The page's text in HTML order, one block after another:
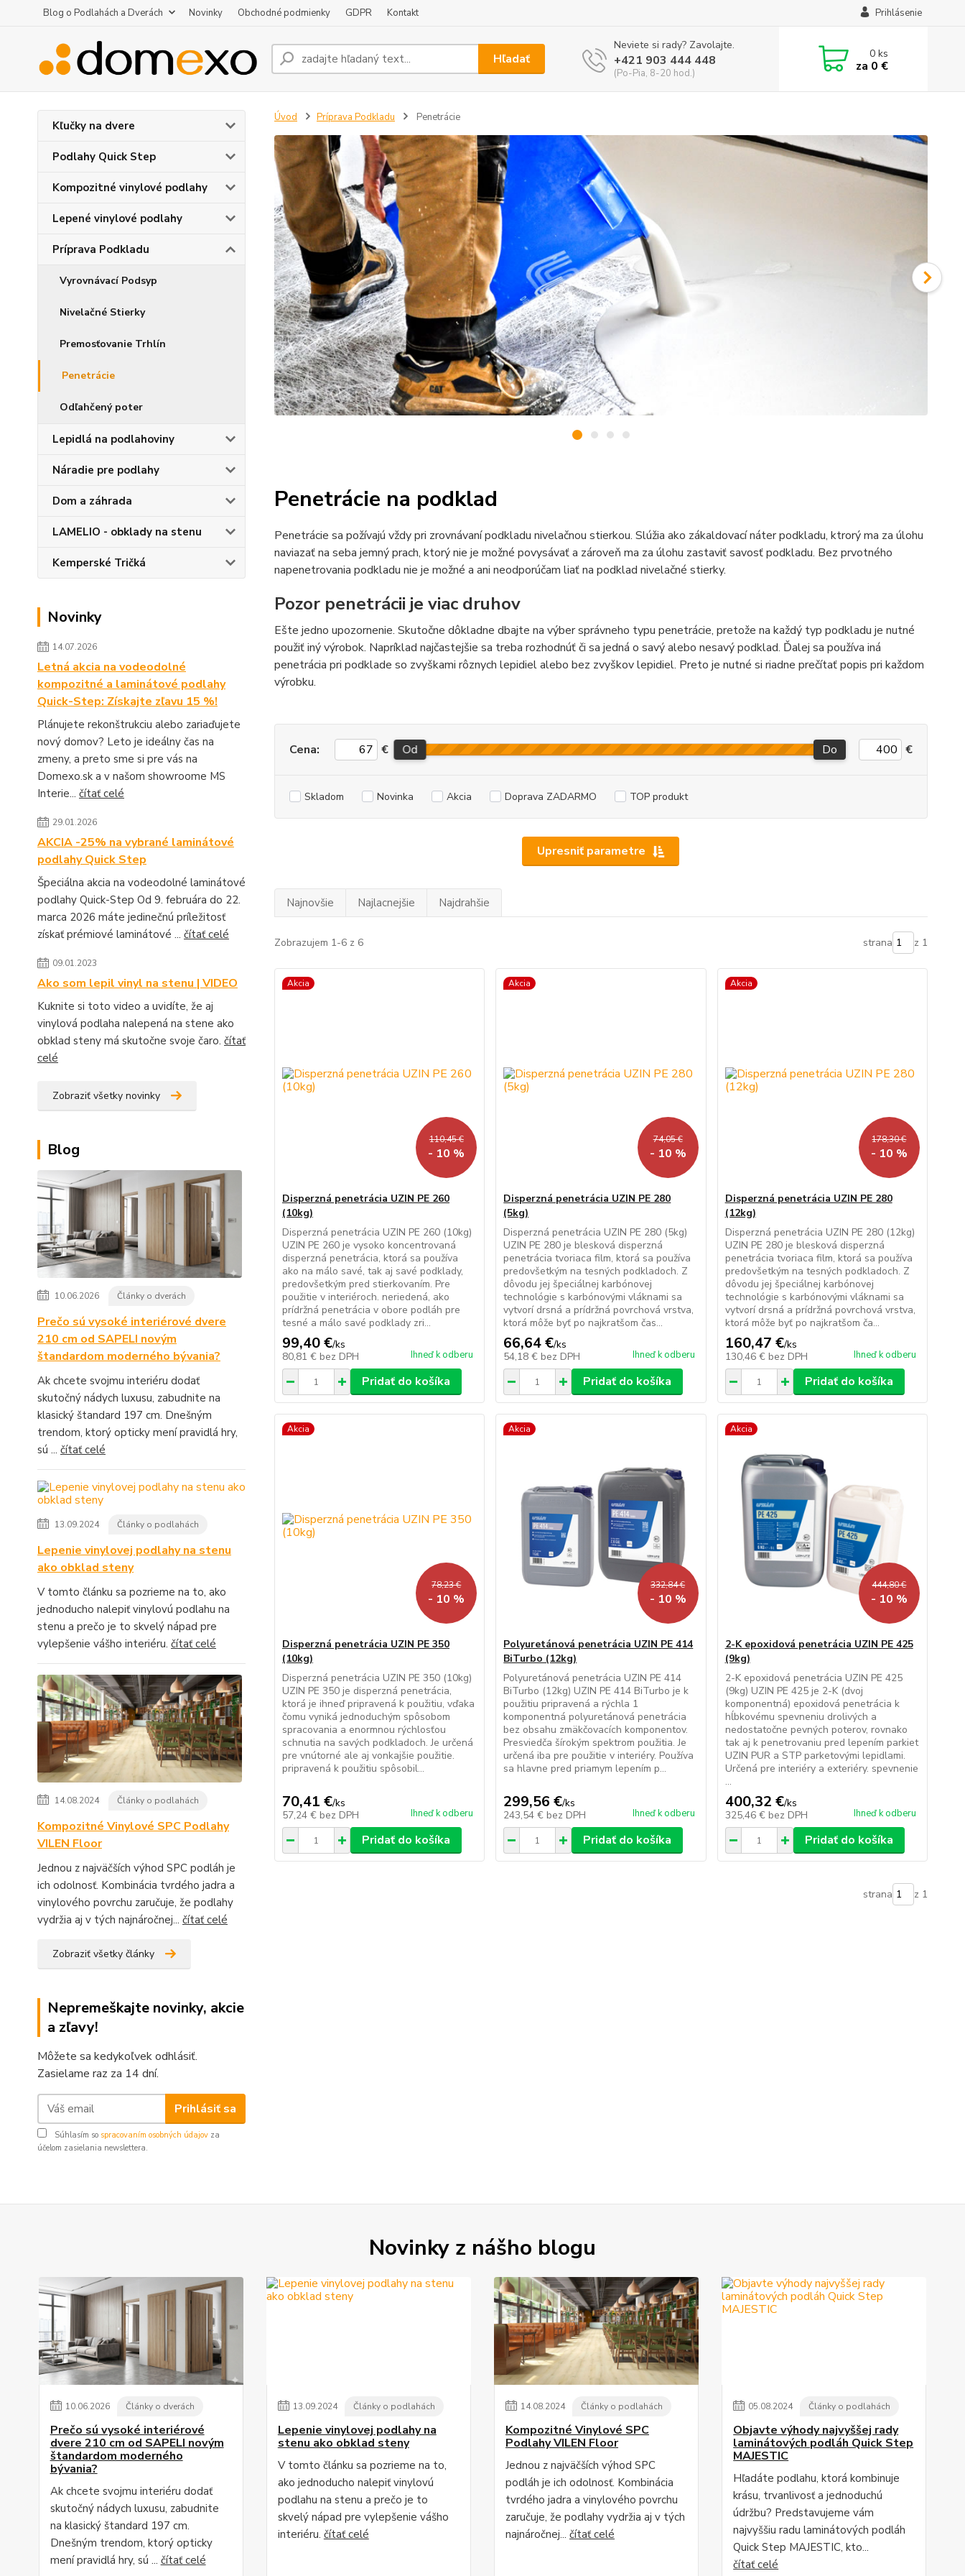
Blog o Podlahách a Dverách Novinky Obchodné podmienky GDPR Kontakt Prihlásenie
Hľadať
Neviete si rady? Zavolajte.
+421 903 444 448
(Po-Pia, 8-20 hod.)
0ks
za 0 €
Kľučky na dvere
Podlahy Quick Step
Kompozitné vinylové podlahy
Lepené vinylové podlahy
Príprava Podkladu
Vyrovnávací Podsyp
Nivelačné Stierky
Premosťovanie Trhlín
Penetrácie
Odľahčený poter
Lepidlá na podlahoviny
Náradie pre podlahy
Dom a záhrada
LAMELIO - obklady na stenu
Kemperské Tričká
Novinky
14.07.2026
Letná akcia na vodeodolné
kompozitné a laminátové podlahy
Quick-Step: Získajte zľavu 15 %!
Plánujete rekonštrukciu alebo zariaďujete
nový domov? Leto je ideálny čas na
zmeny, a preto sme si pre vás na
Domexo.sk a v našom showroome MS
Interie... čítať celé
29.01.2026
AKCIA -25% na vybrané laminátové
podlahy Quick Step
Špeciálna akcia na vodeodolné laminátové
podlahy Quick-Step Od 9. februára do 22.
marca 2026 máte jedinečnú príležitosť
získať prémiové laminátové ... čítať celé
09.01.2023
Ako som lepil vinyl na stenu | VIDEO
Kuknite si toto video a uvidíte, že aj
vinylová podlaha nalepená na stene ako
obklad steny má skutočne svoje čaro. čítať
celé
Zobraziť všetky novinky
Blog
10.06.2026 Články o dverách
Prečo sú vysoké interiérové dvere
210 cm od SAPELI novým
štandardom moderného bývania?
Ak chcete svojmu interiéru dodať
skutočný nádych luxusu, zabudnite na
klasický štandard 197 cm. Dnešným
trendom, ktorý opticky mení pravidlá hry,
sú ... čítať celé
13.09.2024 Články o podlahách
Lepenie vinylovej podlahy na stenu
ako obklad steny
V tomto článku sa pozrieme na to, ako
jednoducho nalepiť vinylovú podlahu na
stenu a prečo je to skvelý nápad pre
vylepšenie vášho interiéru. čítať celé
14.08.2024 Články o podlahách
Kompozitné Vinylové SPC Podlahy
VILEN Floor
Jednou z najväčších výhod SPC podláh je
ich odolnosť. Kombinácia tvrdého jadra a
vinylového povrchu zaručuje, že podlahy
vydržia aj v tých najnáročnej... čítať celé
Zobraziť všetky články
Nepremeškajte novinky, akcie
a zľavy!
Môžete sa kedykoľvek odhlásiť.
Zasielame raz za 14 dní.
Prihlásiť sa
Súhlasím so spracovaním osobných údajov za
účelom zasielania newslettera.
Úvod Príprava Podkladu Penetrácie
Penetrácie na podklad
Penetrácie sa požívajú vždy pri zrovnávaní podkladu nivelačnou stierkou. Slúžia ako zákaldovací náter podkladu, ktrorý ma za úlohu
naviazať na seba jemný prach, ktorý nie je možné povysávať a zároveň ma za úlohu zastaviť savosť podkladu. Bez prvotného
napenetrovania podkladu nie je možné a ani neodporúčam liať na podklad nivelačné stierky.
Pozor penetrácii je viac druhov
Ešte jedno upozornenie. Skutočne dôkladne dbajte na výber správneho typu penetrácie, pretože na každý typ podkladu je nutné
použiť iný výrobok. Napríklad najčastejšie sa treba rozhodnúť či sa jedná o savý alebo nesavý podklad. Ďalej sa používa iná
penetrácia pri podklade so zvyškami rôznych lepidiel alebo bez zvyškov lepidiel. Preto je nutné si riadne prečítať popis pri každom
výrobku.
Upresniť parametre
Cena: € Od Do €
Skladom Novinka Akcia Doprava ZADARMO TOP produkt
Najnovšie Najlacnejšie Najdrahšie
Zobrazujem 1-6 z 6 strana z 1
Akcia
110,45 €
- 10 %
Disperzná penetrácia UZIN PE 260
(10kg)
Disperzná penetrácia UZIN PE 260 (10kg)
UZIN PE 260 je vysoko koncentrovaná
disperzná penetrácia, ktorá sa používa
ako na málo savé, tak aj savé podklady,
predovšetkým pred stierkovaním. Pre
použitie v interiéroch. neriedená, ako
prídržná penetrácia v obore podláh pre
tesné a málo savé podklady zri...
99,40 €/ks
80,81 € bez DPH Ihneď k odberu
Pridať do košíka
Akcia
74,05 €
- 10 %
Disperzná penetrácia UZIN PE 280
(5kg)
Disperzná penetrácia UZIN PE 280 (5kg)
UZIN PE 280 je blesková disperzná
penetrácia tvoriaca film, ktorá sa používa
predovšetkým na tesných podkladoch. Z
dôvodu jej špeciálnej karbónovej
technológie s karbónovými vláknami sa
vytvorí drsná a prídržná povrchová vrstva,
ktorá môže byť po najkratšom čas...
66,64 €/ks
54,18 € bez DPH Ihneď k odberu
Pridať do košíka
Akcia
178,30 €
- 10 %
Disperzná penetrácia UZIN PE 280
(12kg)
Disperzná penetrácia UZIN PE 280 (12kg)
UZIN PE 280 je blesková disperzná
penetrácia tvoriaca film, ktorá sa používa
predovšetkým na tesných podkladoch. Z
dôvodu jej špeciálnej karbónovej
technológie s karbónovými vláknami sa
vytvorí drsná a prídržná povrchová vrstva,
ktorá môže byť po najkratšom ča...
160,47 €/ks
130,46 € bez DPH Ihneď k odberu
Pridať do košíka
Akcia
78,23 €
- 10 %
Disperzná penetrácia UZIN PE 350
(10kg)
Disperzná penetrácia UZIN PE 350 (10kg)
UZIN PE 350 je disperzná penetrácia,
ktorá je ihneď pripravená k použitiu, vďaka
čomu vyniká jednoduchým spôsobom
spracovania a enormnou rýchlosťou
schnutia na savých podkladoch. Je určená
pre vnútorné ale aj vonkajšie použitie.
pripravená k použitiu spôsobil...
70,41 €/ks
57,24 € bez DPH Ihneď k odberu
Pridať do košíka
Akcia
332,84 €
- 10 %
Polyuretánová penetrácia UZIN PE 414
BiTurbo (12kg)
Polyuretánová penetrácia UZIN PE 414
BiTurbo (12kg) UZIN PE 414 BiTurbo je k
použitiu pripravená a rýchla 1
komponentná polyuretánová penetrácia
bez obsahu zmäkčovacích komponentov.
Presviedča šírokým spektrom použitia. Je
určená iba pre použitie v interiéry. Používa
sa hlavne pred priamym lepením p...
299,56 €/ks
243,54 € bez DPH Ihneď k odberu
Pridať do košíka
Akcia
444,80 €
- 10 %
2-K epoxidová penetrácia UZIN PE 425
(9kg)
2-K epoxidová penetrácia UZIN PE 425
(9kg) UZIN PE 425 je 2-K (dvoj
komponentná) epoxidová penetrácia k
hĺbkovému spevneniu drolivých a
nedostatočne pevných poterov, rovnako
tak aj k penetrovaniu pred lepením parkiet
UZIN PUR a STP parketovými lepidlami.
Určená pre interiéry a exteriéry. spevnenie
...
400,32 €/ks
325,46 € bez DPH Ihneď k odberu
Pridať do košíka
strana z 1
Novinky z nášho blogu
10.06.2026 Články o dverách
Prečo sú vysoké interiérové
dvere 210 cm od SAPELI novým
štandardom moderného
bývania?
Ak chcete svojmu interiéru dodať
skutočný nádych luxusu, zabudnite
na klasický štandard 197 cm.
Dnešným trendom, ktorý opticky
mení pravidlá hry, sú ... čítať celé
13.09.2024 Články o podlahách
Lepenie vinylovej podlahy na
stenu ako obklad steny
V tomto článku sa pozrieme na to,
ako jednoducho nalepiť vinylovú
podlahu na stenu a prečo je to
skvelý nápad pre vylepšenie vášho
interiéru. čítať celé
14.08.2024 Články o podlahách
Kompozitné Vinylové SPC
Podlahy VILEN Floor
Jednou z najväčších výhod SPC
podláh je ich odolnosť. Kombinácia
tvrdého jadra a vinylového povrchu
zaručuje, že podlahy vydržia aj v tých
najnáročnej... čítať celé
05.08.2024 Články o podlahách
Objavte výhody najvyššej rady
laminátových podláh Quick Step
MAJESTIC
Hľadáte podlahu, ktorá kombinuje
krásu, trvanlivosť a jednoduchú
údržbu? Predstavujeme vám
najvyššiu radu laminátových podláh
Quick Step MAJESTIC, kto...
čítať celé